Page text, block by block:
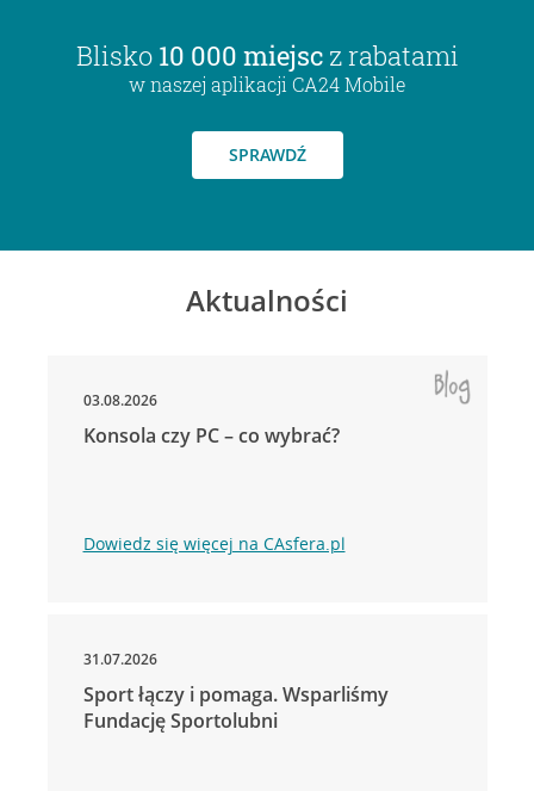
Blisko 10 000 miejsc z rabatami
w naszej aplikacji CA24 Mobile
SPRAWDŹ
Aktualności
03.08.2026
Konsola czy PC – co wybrać?
Dowiedz się więcej na CAsfera.pl
31.07.2026
Sport łączy i pomaga. Wsparliśmy
Fundację Sportolubni